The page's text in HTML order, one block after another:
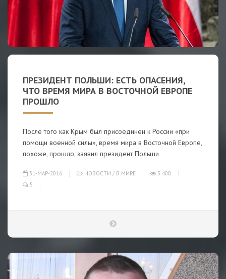
ПРЕЗИДЕНТ ПОЛЬШИ: ЕСТЬ ОПАСЕНИЯ,
ЧТО ВРЕМЯ МИРА В ВОСТОЧНОЙ ЕВРОПЕ
ПРОШЛО
После того как Крым был присоединен к России «при
помощи военной силы», время мира в Восточной Европе,
похоже, прошло, заявил президент Польши
31-МАР-2016 НОВОСТИ / В МИРЕ
5 400
5